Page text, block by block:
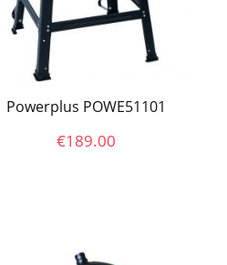
Powerplus POWE51101
€189.00